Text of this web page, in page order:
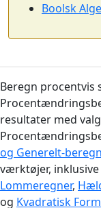
Boolsk
Beregn procentvis
resultater med
og Generelt-
værktøjer, inklusive
Lommeregner,
og Kvadratisk